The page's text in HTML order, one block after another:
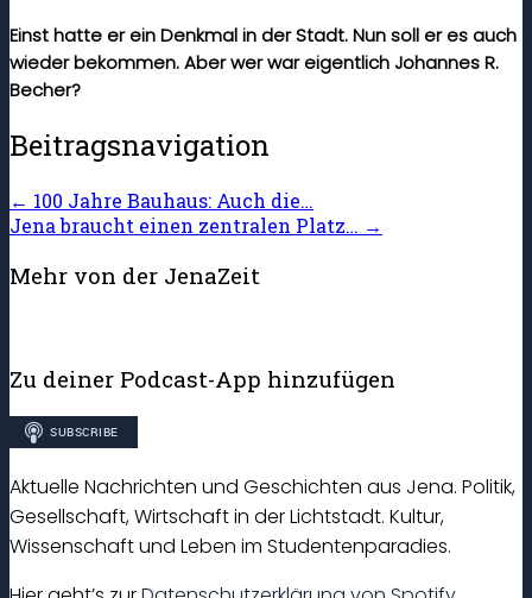
Einst hatte er ein Denkmal in der Stadt. Nun soll er es auch
wieder bekommen. Aber wer war eigentlich Johannes R.
Becher?
Beitragsnavigation
← 100 Jahre Bauhaus: Auch die…
Jena braucht einen zentralen Platz… →
Mehr von der JenaZeit
Zu deiner Podcast-App hinzufügen
Aktuelle Nachrichten und Geschichten aus Jena. Politik,
Gesellschaft, Wirtschaft in der Lichtstadt. Kultur,
Wissenschaft und Leben im Studentenparadies.